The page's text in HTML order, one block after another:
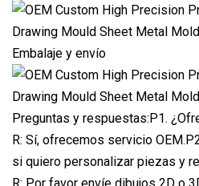
Embalaje y envío
Preguntas y respuestas:P1.
R: Sí, ofrecemos servicio
si quiero personalizar piezas y
R: Por favor envíe dibujos 2D o